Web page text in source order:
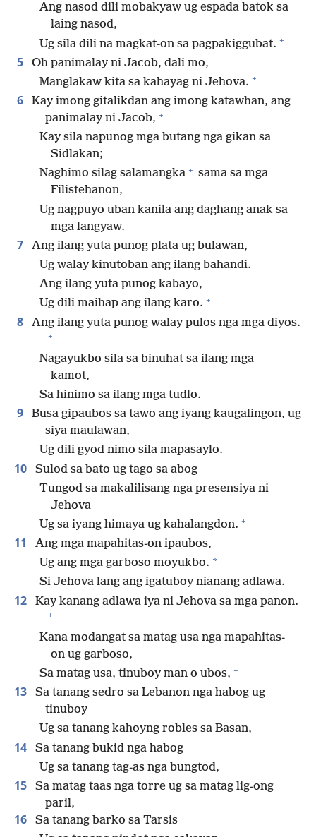
Ang nasod dili mobakyaw ug espada batok sa
laing nasod,
Ug sila dili na magkat-on sa pagpakiggubat. +
5
Oh panimalay ni Jacob, dali mo,
Manglakaw kita sa kahayag ni Jehova. +
6
Kay imong gitalikdan ang imong katawhan, ang
panimalay ni Jacob, +
Kay sila napunog mga butang nga gikan sa
Sidlakan;
Naghimo silag salamangka + sama sa mga
Filistehanon,
Ug nagpuyo uban kanila ang daghang anak sa
mga langyaw.
7
Ang ilang yuta punog plata ug bulawan,
Ug walay kinutoban ang ilang bahandi.
Ang ilang yuta punog kabayo,
Ug dili maihap ang ilang karo. +
8 Ang ilang yuta punog walay pulos nga mga diyos.
+
Nagayukbo sila sa binuhat sa ilang mga
kamot,
Sa hinimo sa ilang mga tudlo.
9
Busa gipaubos sa tawo ang iyang kaugalingon, ug
siya maulawan,
Ug dili gyod nimo sila mapasaylo.
10
Sulod sa bato ug tago sa abog
Tungod sa makalilisang nga presensiya ni
Jehova
Ug sa iyang himaya ug kahalangdon. +
11
Ang mga mapahitas-on ipaubos,
Ug ang mga garboso moyukbo. *
Si Jehova lang ang igatuboy nianang adlawa.
12 Kay kanang adlawa iya ni Jehova sa mga panon.
+
Kana modangat sa matag usa nga mapahitas-
on ug garboso,
Sa matag usa, tinuboy man o ubos, +
13
Sa tanang sedro sa Lebanon nga habog ug
tinuboy
Ug sa tanang kahoyng robles sa Basan,
14
Sa tanang bukid nga habog
Ug sa tanang tag-as nga bungtod,
15
Sa matag taas nga torre ug sa matag lig-ong
paril,
16 Sa tanang barko sa Tarsis +